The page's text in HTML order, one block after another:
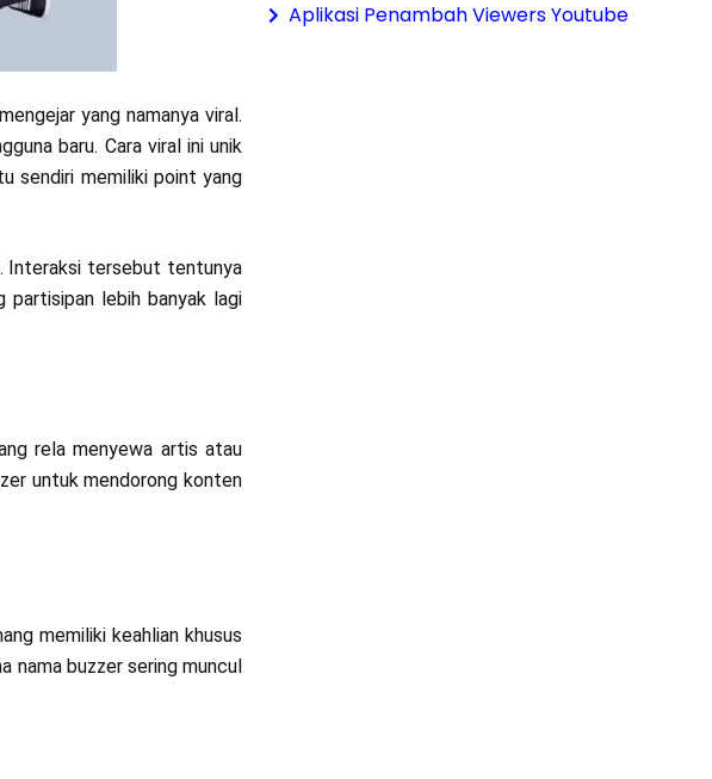
yang namanya viral.
baru. Cara viral ini unik
sendiri memiliki point yang
Interaksi tersebut tentunya
partisipan lebih banyak lagi
rela menyewa artis atau
untuk mendorong konten
memiliki keahlian khusus
nama buzzer sering muncul
Aplikasi Penambah Viewers Youtube